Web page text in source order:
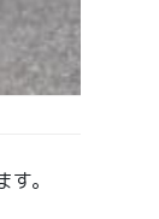
・佐川
。